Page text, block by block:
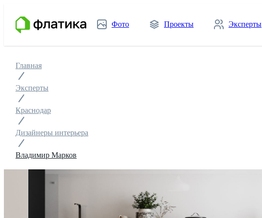
Фото Проекты Эксперты
Главная
Эксперты
Краснодар
Дизайнеры интерьера
Владимир Марков